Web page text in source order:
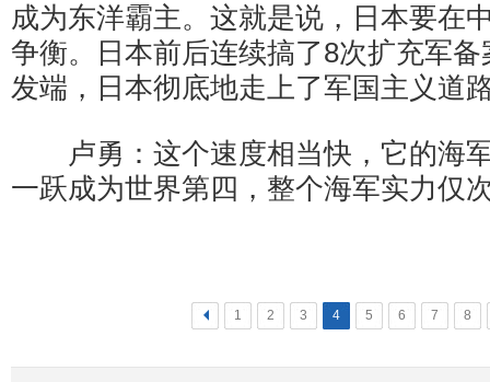
成为东洋霸主。这就是说，日本要在
争衡。日本前后连续搞了8次扩充军
发端，日本彻底地走上了军国主义道
卢勇：这个速度相当快，它的海
一跃成为世界第四，整个海军实力仅
< 1 2 3 4 5 6 7 8